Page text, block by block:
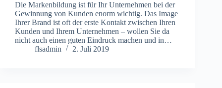
Die Markenbildung ist für Ihr Unternehmen bei der
Gewinnung von Kunden enorm wichtig. Das Image
Ihrer Brand ist oft der erste Kontakt zwischen Ihren
Kunden und Ihrem Unternehmen – wollen Sie da
nicht auch einen guten Eindruck machen und in…
flsadmin
2. Juli 2019